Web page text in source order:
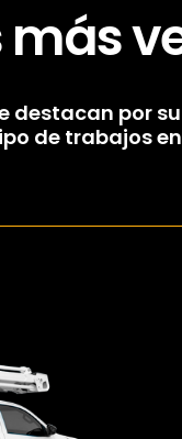
más
destacan por
de trabajos